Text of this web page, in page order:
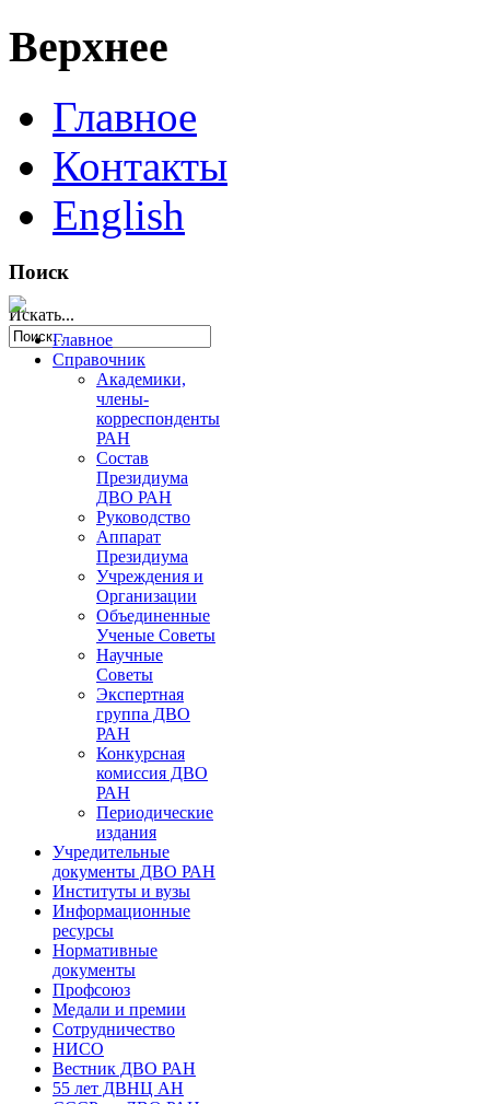
Верхнее
Главное
Контакты
English
Поиск
Искать...
Главное
Справочник
Академики,
члены-
корреспонденты
РАН
Состав
Президиума
ДВО РАН
Руководство
Аппарат
Президиума
Учреждения и
Организации
Объединенные
Ученые Советы
Научные
Советы
Экспертная
группа ДВО
РАН
Конкурсная
комиссия ДВО
РАН
Периодические
издания
Учредительные
документы ДВО РАН
Институты и вузы
Информационные
ресурсы
Нормативные
документы
Профсоюз
Медали и премии
Сотрудничество
НИСО
Вестник ДВО РАН
55 лет ДВНЦ АН